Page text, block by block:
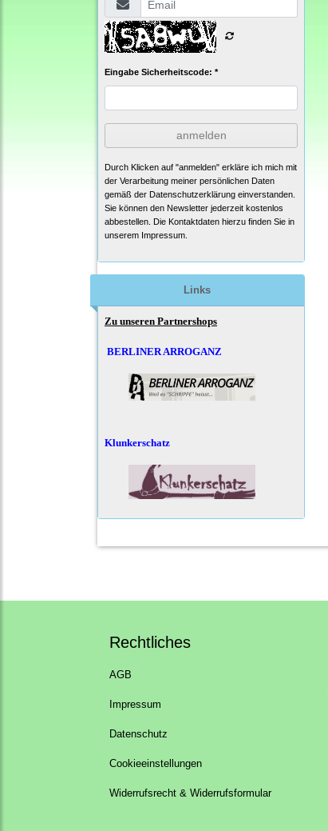
Eingabe Sicherheitscode: *
anmelden
Durch Klicken auf "anmelden" erkläre ich mich mit
der Verarbeitung meiner persönlichen Daten
gemäß der Datenschutzerklärung einverstanden.
Sie können den Newsletter jederzeit kostenlos
abbestellen. Die Kontaktdaten hierzu finden Sie in
unserem Impressum.
Links
Zu unseren Partnershops
BERLINER ARROGANZ
Klunkerschatz
Rechtliches
AGB
Impressum
Datenschutz
Cookieeinstellungen
Widerrufsrecht & Widerrufsformular